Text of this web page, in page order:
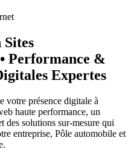
Sites
• Performance &
Expertes
votre présence digitale à
haute performance, un
des solutions sur-mesure qui
entreprise, Pôle automobile et
.